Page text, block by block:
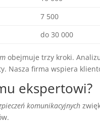
7 500
do 30 000
obejmuje trzy kroki.
Nasza firma wspiera
ekspertowi?
komunikacyjnych